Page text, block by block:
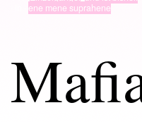
ene mene suprahene